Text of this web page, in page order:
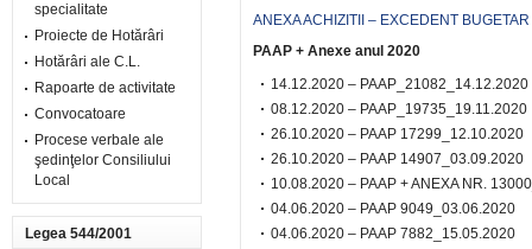
specialitate
Proiecte de Hotărâri
Hotărâri ale C.L.
Rapoarte de activitate
Convocatoare
Procese verbale ale
şedinţelor Consiliului
Local
Legea 544/2001
ANEXA ACHIZITII – EXCEDENT
PAAP + Anexe anul 2020
14.12.2020 – PAAP_21082_14.12.2020
08.12.2020 – PAAP_19735_19.11.2020
26.10.2020 – PAAP 17299_12.10.2020
26.10.2020 – PAAP 14907_03.09.2020
10.08.2020 – PAAP + ANEXA NR.
04.06.2020 – PAAP 9049_03.06.2020
04.06.2020 – PAAP 7882_15.05.2020